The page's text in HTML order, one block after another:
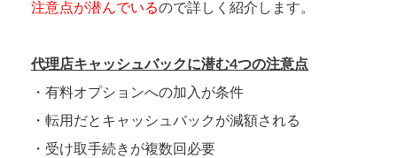
注意点が潜んでいるので詳しく紹介します。
代理店キャッシュバックに潜む4つの注意点
・有料オプションへの加入が条件
・転用だとキャッシュバックが減額される
・受け取手続きが複数回必要